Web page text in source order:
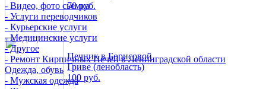
70 руб.
Печник в Борисовой
Гриве (ленобласть)
100 руб.
- Видео, фото сьемка
- Услуги переводчиков
- Курьерские услуги
- Медицинские услуги
- Другое
- Ремонт Кирпичных Печей в Ленинградской области
Одежда, обувь
- Мужская одежда